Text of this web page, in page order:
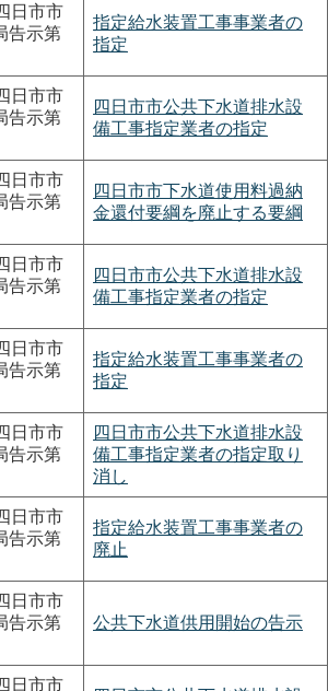
日市市
告示第
指定給水装置工事事業者の
指定
日市市
告示第
四日市市公共下水道排水設
備工事指定業者の指定
日市市
告示第
四日市市下水道使用料過納
金還付要綱を廃止する要綱
日市市
告示第
四日市市公共下水道排水設
備工事指定業者の指定
日市市
告示第
指定給水装置工事事業者の
指定
日市市
告示第
四日市市公共下水道排水設
備工事指定業者の指定取り
消し
日市市
告示第
指定給水装置工事事業者の
廃止
日市市
告示第
公共下水道供用開始の告示
日市市